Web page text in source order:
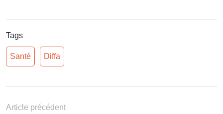
Tags
Santé Diffa
Article précédent